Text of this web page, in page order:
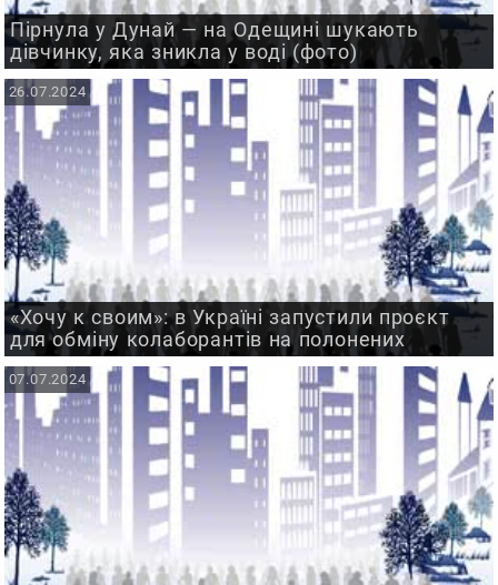
Пірнула у Дунай — на Одещині шукають
дівчинку, яка зникла у воді (фото)
«Хочу к своим»: в Україні запустили проєкт
для обміну колаборантів на полонених
26.07.2024
07.07.2024